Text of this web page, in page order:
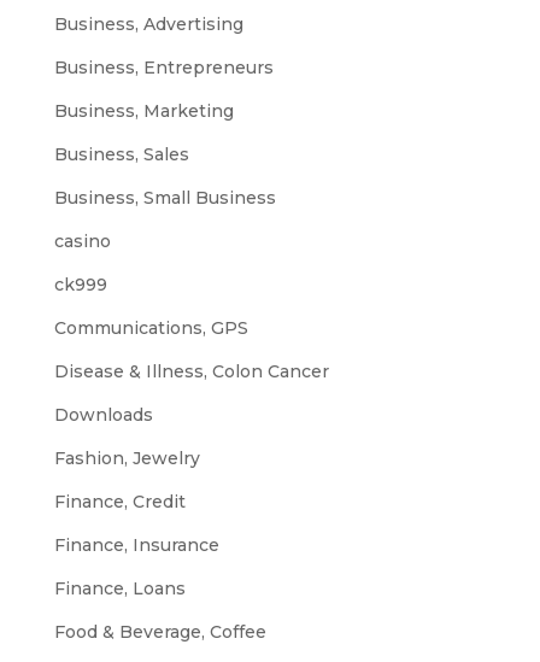
Business, Advertising
Business, Entrepreneurs
Business, Marketing
Business, Sales
Business, Small Business
casino
ck999
Communications, GPS
Disease & Illness, Colon Cancer
Downloads
Fashion, Jewelry
Finance, Credit
Finance, Insurance
Finance, Loans
Food & Beverage, Coffee